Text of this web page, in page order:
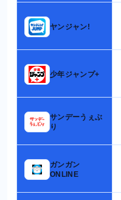
ヤンジャン!
少年ジャンプ+
サンデーうぇぶ
り
ガンガン
ONLINE